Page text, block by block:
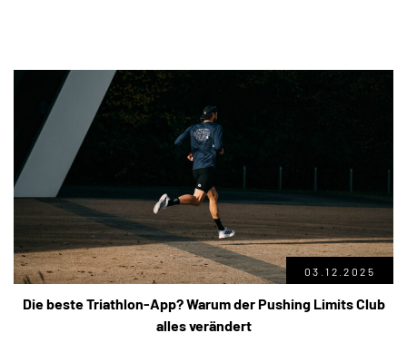
03.12.2025
Die beste Triathlon-App? Warum der Pushing Limits Club
alles verändert